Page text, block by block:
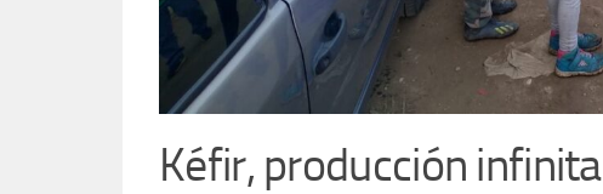
Kéfir, producción infinita